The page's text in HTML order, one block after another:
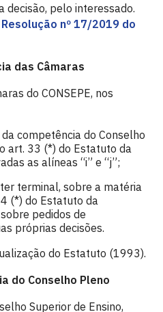
decisão, pelo interessado.
nº 17/2019 do
das Câmaras
do CONSEPE, nos
competência do Conselho
art. 33 (*) do Estatuto da
as alíneas “i” e “j”;
terminal, sobre a matéria
(*) do Estatuto da
pedidos de
próprias decisões.
do Estatuto (1993).
do Conselho Pleno
Superior de Ensino,